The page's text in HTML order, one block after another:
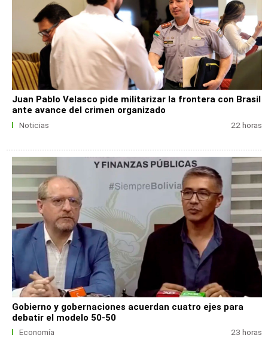
Juan Pablo Velasco pide militarizar la frontera con Brasil
ante avance del crimen organizado
Noticias 22 horas
Gobierno y gobernaciones acuerdan cuatro ejes para
debatir el modelo 50-50
Economía 23 horas